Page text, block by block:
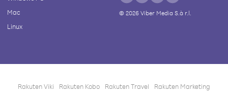
Mac
Linux
© 2026Viber Media S.à r.l.
Rakuten Viki Rakuten Kobo Rakuten Travel Rakuten Marketing